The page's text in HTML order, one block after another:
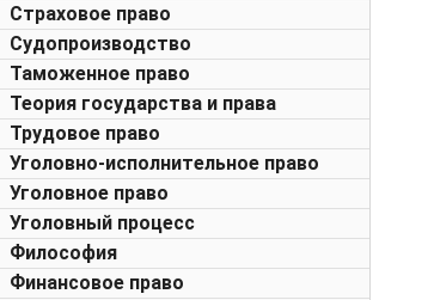
Страховое право
Судопроизводство
Таможенное право
Теория государства и права
Трудовое право
Уголовно-исполнительное право
Уголовное право
Уголовный процесс
Философия
Финансовое право